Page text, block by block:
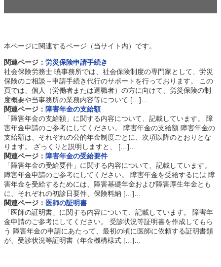
本ページに関連するページ（当サイト内）です。
関連ページ： 労災保険申請手続き
社会保険労務士 暁事務所では、社会保険制度の専門家として、労災
保険のご相談～申請手続き代行のサポートを行っております。 この
頁では、個人（労働者または退職者）の方に向けて、労災保険の制
度概要や当事務所の業務内容等について […]…
関連ページ： 障害年金の支給額
「障害年金の支給額」に関する内容について、記載しています。 障
害年金申請のご参考にしてください。 障害年金の支給額 障害年金の
支給額は、それぞれの公的年金制度ごとに、次項以降のとおりとな
ります。 ざっくりと説明しますと、 […]…
関連ページ： 障害年金の受給要件
「障害年金の受給要件」に関する内容について、記載しています。
障害年金申請のご参考にしてください。 障害年金を受給するには 障
害年金を受給するためには、障害基礎年金および障害厚生年金とも
に、それぞれの初診日要件、保険料納 […]…
関連ページ： 医師の証明書
「医師の証明書」に関する内容について、記載しています。 障害年
金申請のご参考にしてください。 受診状況等証明書を作成してもら
う 障害年金の申請にあたって、最初の頃に医師に依頼する証明書類
が、受診状況等証明書（年金機構様式 […]…